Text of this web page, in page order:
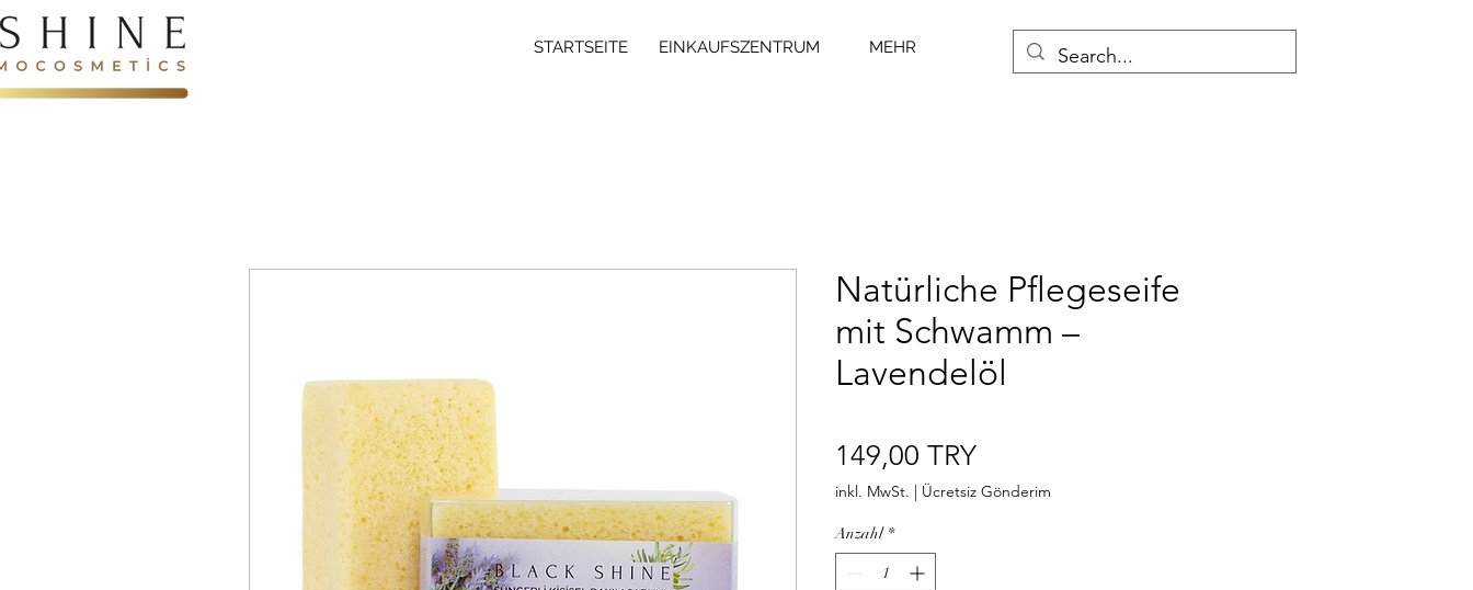
STARTSEITE EINKAUFSZENTRUM MEHR
Natürliche Pflegeseife
mit Schwamm –
Lavendelöl
149,00 TRYPreis
inkl. MwSt. | Ücretsiz Gönderim
Anzahl *